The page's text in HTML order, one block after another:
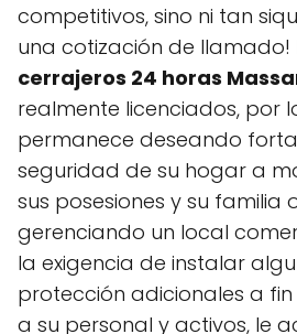
competitivos, sino ni tan
una cotización de llamado!
cerrajeros 24 horas
realmente licenciados, por
permanece deseando
seguridad de su hogar a
sus posesiones y su familia
gerenciando un local
la exigencia de instalar
protección adicionales a
a su personal y activos, le